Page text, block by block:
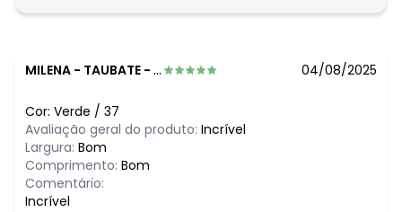
MILENA - TAUBATE - SP 04/08/2025
Cor: Verde / 37
Avaliação geral do produto: Incrível
Largura: Bom
Comprimento: Bom
Comentário:
Incrível